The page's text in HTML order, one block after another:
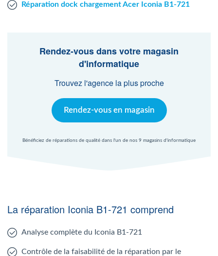
Réparation dock chargement Acer Iconia B1-721
Rendez-vous dans votre magasin
d'informatique
Trouvez l'agence la plus proche
Rendez-vous en magasin
Bénéficiez de réparations de qualité dans l'un de nos 9 magasins d'informatique
La réparation Iconia B1-721 comprend
Analyse complète du Iconia B1-721
Contrôle de la faisabilité de la réparation par le